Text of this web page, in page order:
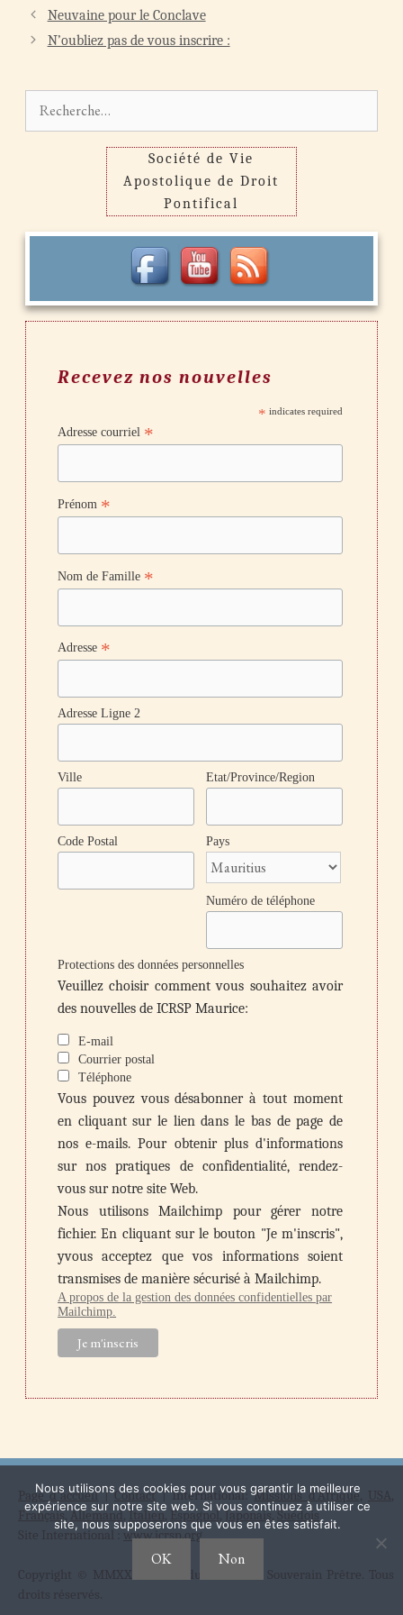
Navigation
des
Neuvaine pour le Conclave
N’oubliez pas de vous inscrire :
Société de Vie
Apostolique de Droit
Pontifical
Recevez nos nouvelles
* indicates required
Adresse courriel *
Prénom *
Nom de Famille *
Adresse *
Adresse Ligne 2
Ville Etat/Province/Region
Code Postal Pays
Numéro de téléphone
Protections des données personnelles
Veuillez choisir comment vous souhaitez avoir
des nouvelles de ICRSP Maurice:
E-mail
Courrier postal
Téléphone
Vous pouvez vous désabonner à tout moment
en cliquant sur le lien dans le bas de page de
nos e-mails. Pour obtenir plus d'informations
sur nos pratiques de confidentialité, rendez-
vous sur notre site Web.
Nous utilisons Mailchimp pour gérer notre
fichier. En cliquant sur le bouton "Je m'inscris",
yvous acceptez que vos informations soient
transmises de manière sécurisé à Mailchimp.
A propos de la gestion des données confidentielles par
Mailchimp.
Page d'accueil|Contact| International:Missions d'Afrique, USA,
Français,Allemand,Italien, Espagnol,Japonais,Suédois
Site International : www.icrsp.org
Copyright © MMXXI Institut du Christ Roi Souverain Prêtre. Tous
droits réservés.
Nous utilisons des cookies pour vous garantir la meilleure
expérience sur notre site web. Si vous continuez à utiliser ce
site, nous supposerons que vous en êtes satisfait.
OK Non